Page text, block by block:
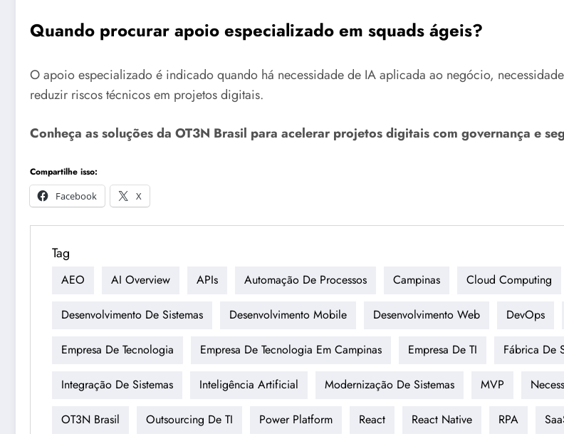
Quando procurar apoio especializado em squads ágeis?
O apoio especializado é indicado quando há necessidade de IA aplicada ao negócio,
reduzir riscos técnicos em projetos digitais.
Conheça as soluções da OT3N Brasil para acelerar projetos digitais com governança e
Compartilhe isso:
Facebook
X
Tag
AEO AI Overview APIs Automação De Processos Campinas Cloud Computing
Desenvolvimento De Sistemas Desenvolvimento Mobile Desenvolvimento Web DevOps
Empresa De Tecnologia Empresa De Tecnologia Em Campinas Empresa De TI Fábrica De
Integração De Sistemas Inteligência Artificial Modernização De Sistemas MVP
OT3N Brasil Outsourcing De TI Power Platform React React Native RPA